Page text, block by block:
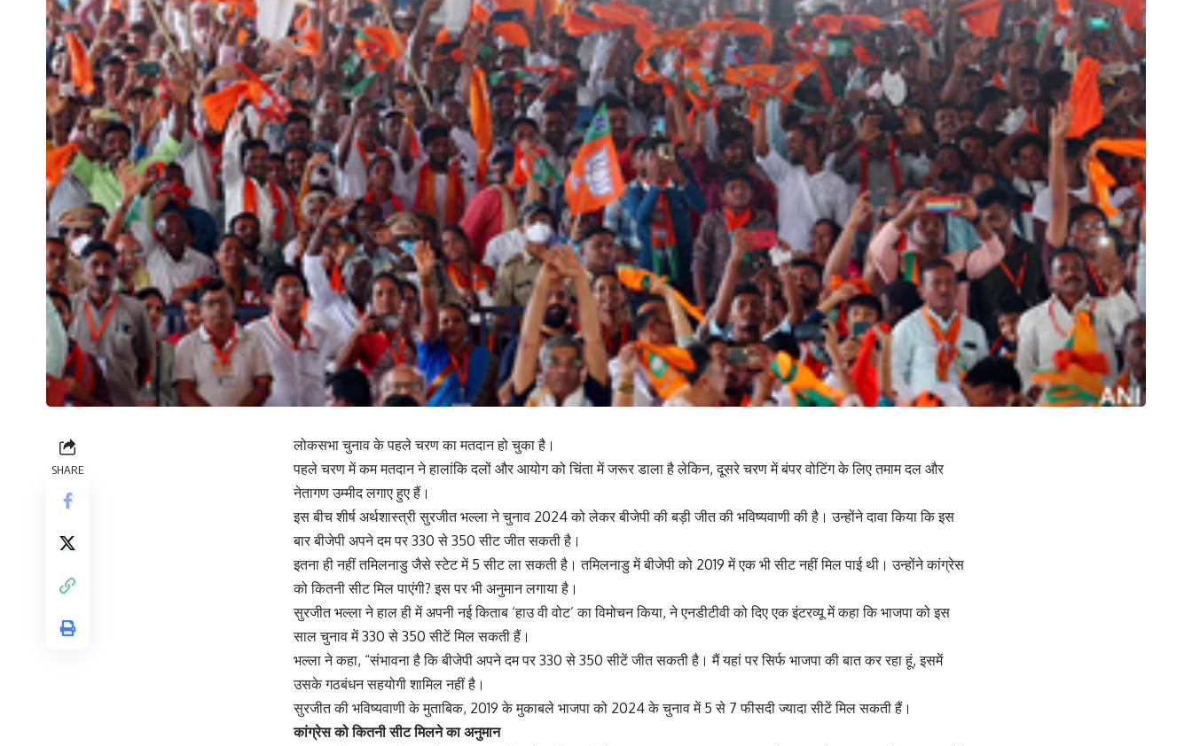
SHARE
लोकसभा चुनाव के पहले चरण का मतदान हो चुका है।
पहले चरण में कम मतदान ने हालांकि दलों और आयोग को चिंता में जरूर डाला है लेकिन, दूसरे चरण में बंपर वोटिंग के लिए तमाम दल और
नेतागण उम्मीद लगाए हुए हैं।
इस बीच शीर्ष अर्थशास्त्री सुरजीत भल्ला ने चुनाव 2024 को लेकर बीजेपी की बड़ी जीत की भविष्यवाणी की है। उन्होंने दावा किया कि इस
बार बीजेपी अपने दम पर 330 से 350 सीट जीत सकती है।
इतना ही नहीं तमिलनाडु जैसे स्टेट में 5 सीट ला सकती है। तमिलनाडु में बीजेपी को 2019 में एक भी सीट नहीं मिल पाई थी। उन्होंने कांग्रेस
को कितनी सीट मिल पाएंगी? इस पर भी अनुमान लगाया है।
सुरजीत भल्ला ने हाल ही में अपनी नई किताब ‘हाउ वी वोट’ का विमोचन किया, ने एनडीटीवी को दिए एक इंटरव्यू में कहा कि भाजपा को इस
साल चुनाव में 330 से 350 सीटें मिल सकती हैं।
भल्ला ने कहा, “संभावना है कि बीजेपी अपने दम पर 330 से 350 सीटें जीत सकती है। मैं यहां पर सिर्फ भाजपा की बात कर रहा हूं, इसमें
उसके गठबंधन सहयोगी शामिल नहीं है।
सुरजीत की भविष्यवाणी के मुताबिक, 2019 के मुकाबले भाजपा को 2024 के चुनाव में 5 से 7 फीसदी ज्यादा सीटें मिल सकती हैं।
कांग्रेस को कितनी सीट मिलने का अनुमान